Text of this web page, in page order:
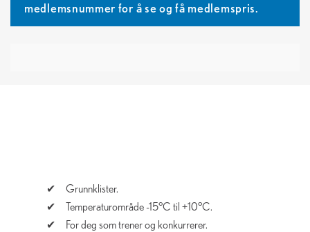
medlemsnummer for å se og få medlemspris.
Grunnklister.
Temperaturområde -15°C til +10°C.
For deg som trener og konkurrerer.